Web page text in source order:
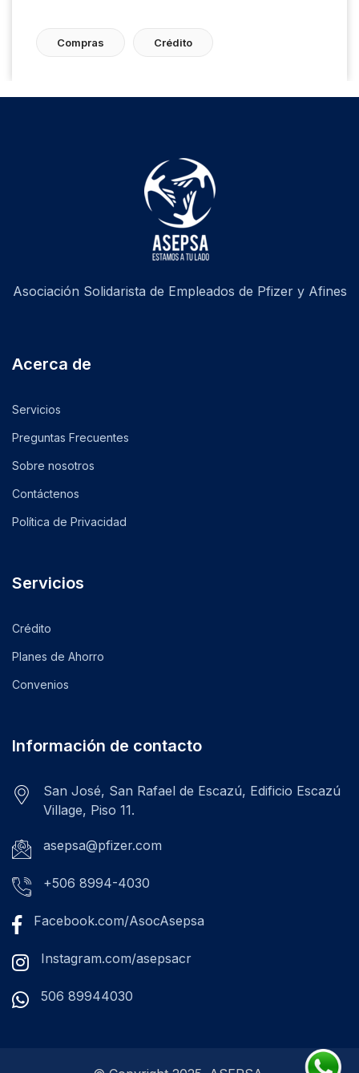
Compras Crédito
Asociación Solidarista de Empleados de Pfizer y Afines
Acerca de
Servicios
Preguntas Frecuentes
Sobre nosotros
Contáctenos
Política de Privacidad
Servicios
Crédito
Planes de Ahorro
Convenios
Información de contacto
San José, San Rafael de Escazú, Edificio Escazú
Village, Piso 11.
asepsa@pfizer.com
+506 8994-4030
Facebook.com/AsocAsepsa
Instagram.com/asepsacr
506 89944030